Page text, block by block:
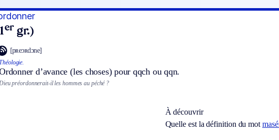
er gr.)
[pʀeɔʀdɔne]
d’avance (les choses) pour qqch ou qqn.
préordonnerait-il les hommes au péché ?
À découvrir
Quelle est la définition du mot